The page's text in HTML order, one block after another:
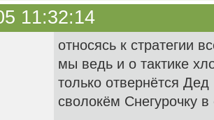
11:32:14
относясь к стратегии
мы ведь и о тактике
только отвернётся
сволокём Снегурочку в